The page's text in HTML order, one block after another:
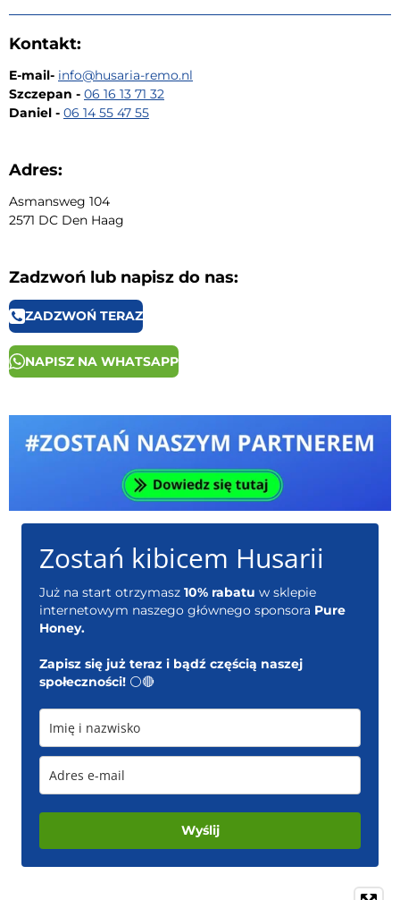
Kontakt:
E-mail- info@husaria-remo.nl
Szczepan - 06 16 13 71 32
Daniel - 06 14 55 47 55
Adres:
Asmansweg 104
2571 DC Den Haag
Zadzwoń lub napisz do nas:
ZADZWOŃ TERAZ
NAPISZ NA WHATSAPP
Zostań kibicem Husarii
Już na start otrzymasz 10% rabatu w sklepie
internetowym naszego głównego sponsora Pure
Honey.
Zapisz się już teraz i bądź częścią naszej
społeczności! ⚪️🔴
Wyślij